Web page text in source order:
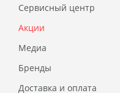
Сервисный центр
Акции
Медиа
Бренды
Доставка и оплата